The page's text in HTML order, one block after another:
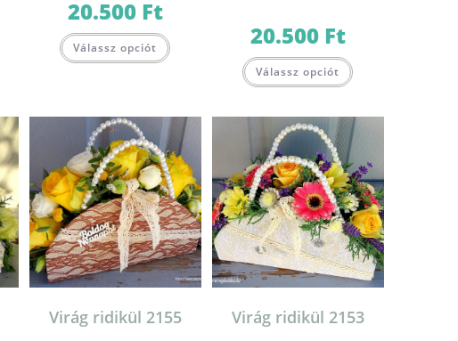
20.500 Ft
Válassz opciót 20.500 Ft
Válassz opciót
Virág ridikül 2155 Virág ridikül 2153